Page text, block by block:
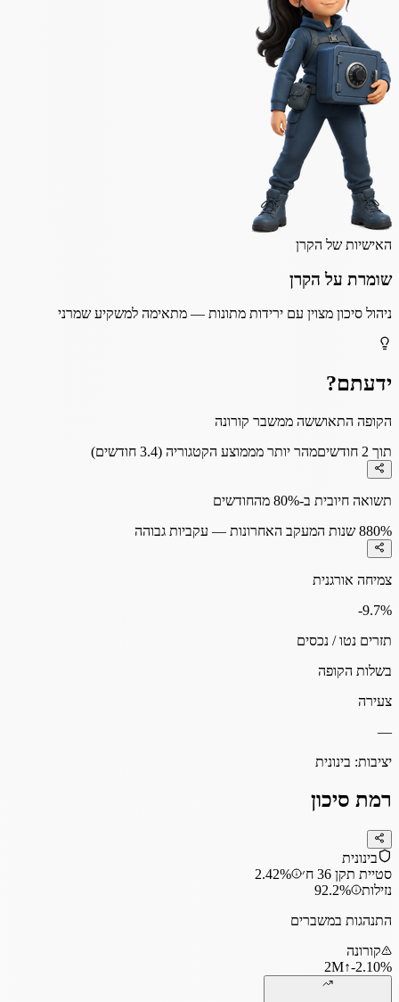
האישיות של הקרן
שומרת על הקרן
ניהול סיכון מצוין עם ירידות מתונות — מתאימה למשקיע שמרני
ידעתם?
הקופה התאוששה ממשבר קורונה
תוך 2 חודשים
מהר יותר מממוצע הקטגוריה (3.4 חודשים)
תשואה חיובית ב-80% מהחודשים
80%8 שנות המעקב האחרונות — עקביות גבוהה
צמיחה אורגנית
-9.7%
תזרים נטו / נכסים
בשלות הקופה
צעירה
—
יציבות: בינונית
רמת סיכון
בינונית
סטיית תקן 36 ח׳
2.42%
נזילות
92.2%
התנהגות במשברים
קורונה
‎-2.10%
↑
2M